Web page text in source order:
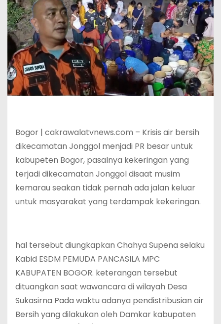
Bogor | cakrawalatvnews.com – Krisis air bersih
dikecamatan Jonggol menjadi PR besar untuk
kabupeten Bogor, pasalnya kekeringan yang
terjadi dikecamatan Jonggol disaat musim
kemarau seakan tidak pernah ada jalan keluar
untuk masyarakat yang terdampak kekeringan.
hal tersebut diungkapkan Chahya Supena selaku
Kabid ESDM PEMUDA PANCASILA MPC
KABUPATEN BOGOR. keterangan tersebut
dituangkan saat wawancara di wilayah Desa
Sukasirna Pada waktu adanya pendistribusian air
Bersih yang dilakukan oleh Damkar kabupaten